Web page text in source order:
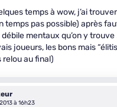
temps à wow, j’ai
temps pas possible) après
mentaux qu’on y
joueurs, les bons mais
relou au final)
à 16h23